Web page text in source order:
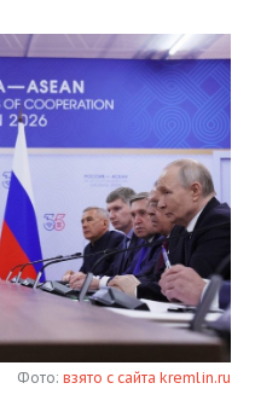
Фото: взято с сайта kremlin.ru